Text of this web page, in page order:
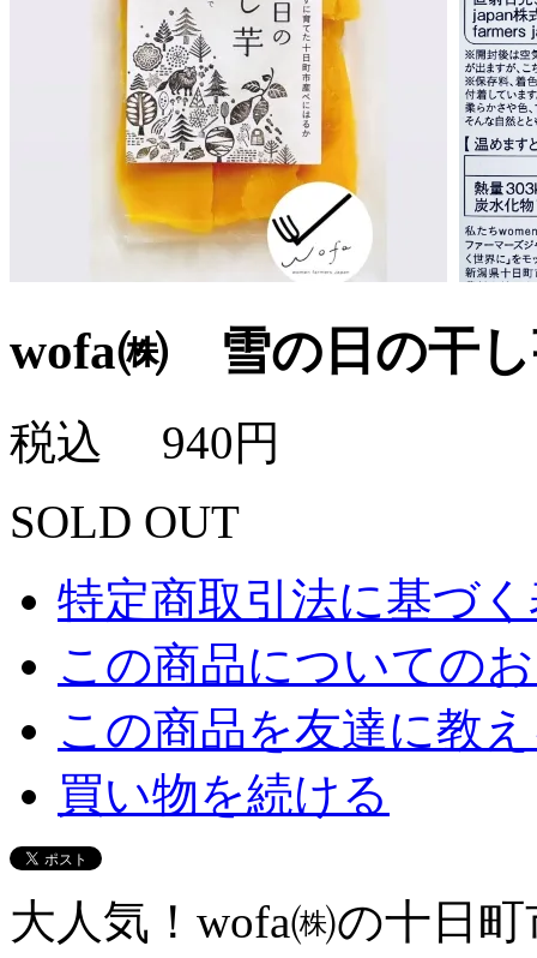
wofa㈱ 雪の日の干
税込 940円
SOLD OUT
特定商取引法に基づ
この商品についての
この商品を友達に教
買い物を続ける
大人気！wofa㈱の十日